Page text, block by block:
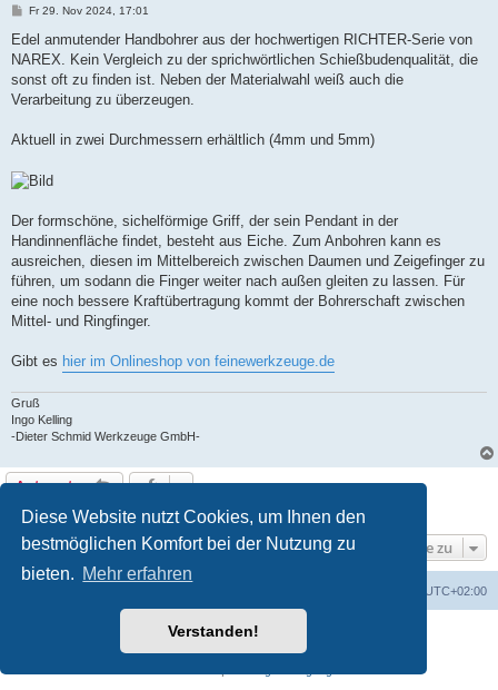
Diese Website nutzt Cookies, um Ihnen den
bestmöglichen Komfort bei der Nutzung zu
bieten. Mehr erfahren
Verstanden!
B
i
r
a
Fr 29. Nov 2024, 17:01
Edel anmutender Handbohrer aus der hochwertigen RICHTER-Serie von
NAREX. Kein Vergleich zu der sprichwörtlichen Schießbudenqualität, die
sonst oft zu finden ist. Neben der Materialwahl weiß auch die
Verarbeitung zu überzeugen.
Aktuell in zwei Durchmessern erhältlich (4mm und 5mm)
Der formschöne, sichelförmige Griff, der sein Pendant in der
Handinnenfläche findet, besteht aus Eiche. Zum Anbohren kann es
ausreichen, diesen im Mittelbereich zwischen Daumen und Zeigefinger zu
führen, um sodann die Finger weiter nach außen gleiten zu lassen. Für
eine noch bessere Kraftübertragung kommt der Bohrerschaft zwischen
Mittel- und Ringfinger.
Gibt es hier im Onlineshop von feinewerkzeuge.de
Gruß
Ingo Kelling
-Dieter Schmid Werkzeuge GmbH-
Antworten
1 Beitrag • Seite1von1
Gehe zu
UTC+02:00
Powered byphpBB® Forum Software © phpBB Limited
Deutsche Übersetzung durchphpBB.de